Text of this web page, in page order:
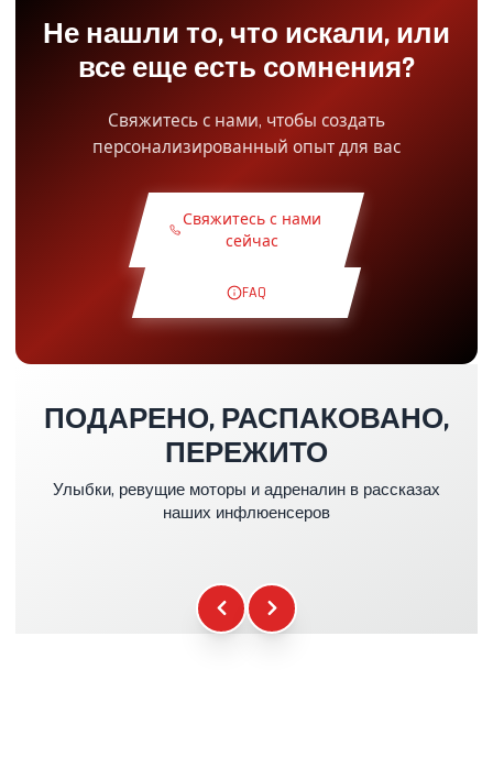
Доступ в Pit-Lane +5.00€
Ознакомительный Круг
Эксклюзивная Трасса
Пилот Инструктор +49.00€
Страховка Kasko & RC +39.00€
Топливо +16.00€
Сертификат Участия +5.00€
Не нашли то, что искали, или
все еще есть сомнения?
Свяжитесь с нами, чтобы создать
персонализированный опыт для вас
Свяжитесь с нами
сейчас
FAQ
ПОДАРЕНО, РАСПАКОВАНО,
ПЕРЕЖИТО
Улыбки, ревущие моторы и адреналин в рассказах
наших инфлюенсеров